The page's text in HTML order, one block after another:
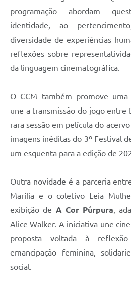
programação abordam
identidade, ao
diversidade de experiências
reflexões sobre
da linguagem cinematográfica.
O CCM também promove
une a transmissão do jogo entre
rara sessão em película do
imagens inéditas do 3º Festival
um esquenta para a edição de
Outra novidade é a parceria
Marília e o coletivo Leia
exibição de A Cor Púrpura,
Alice Walker. A iniciativa une
proposta voltada à
emancipação feminina,
social.